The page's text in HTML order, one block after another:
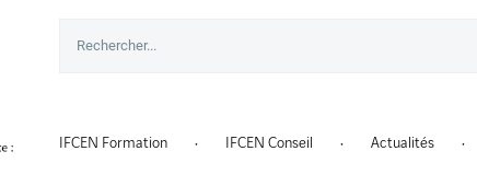
IFCEN Formation IFCEN Conseil Actualités